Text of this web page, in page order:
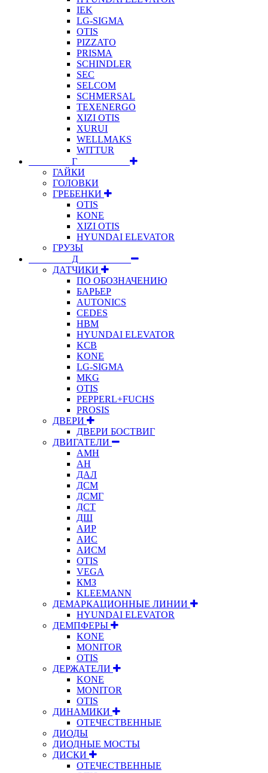
IEK
LG-SIGMA
OTIS
PIZZATO
PRISMA
SCHINDLER
SEC
SELCOM
SCHMERSAL
TEXENERGO
XIZI OTIS
XURUI
WELLMAKS
WITTUR
⠀⠀⠀⠀⠀⠀Г⠀⠀⠀⠀⠀⠀⠀
ГАЙКИ
ГОЛОВКИ
ГРЕБЕНКИ
OTIS
KONE
XIZI OTIS
HYUNDAI ELEVATOR
ГРУЗЫ
⠀⠀⠀⠀⠀⠀Д⠀⠀⠀⠀⠀⠀⠀
ДАТЧИКИ
ПО ОБОЗНАЧЕНИЮ
БАРЬЕР
AUTONICS
CEDES
HBM
HYUNDAI ELEVATOR
KCB
KONE
LG-SIGMA
MKG
OTIS
PEPPERL+FUCHS
PROSIS
ДВЕРИ
ДВЕРИ БОСТВИГ
ДВИГАТЕЛИ
АМН
АН
ДАЛ
ДСМ
ДСМГ
ДСТ
ДШ
АИР
АИС
АИСМ
OTIS
VEGA
КМЗ
KLEEMANN
ДЕМАРКАЦИОННЫЕ ЛИНИИ
HYUNDAI ELEVATOR
ДЕМПФЕРЫ
KONE
MONITOR
OTIS
ДЕРЖАТЕЛИ
KONE
MONITOR
OTIS
ДИНАМИКИ
ОТЕЧЕСТВЕННЫЕ
ДИОДЫ
ДИОДНЫЕ МОСТЫ
ДИСКИ
ОТЕЧЕСТВЕННЫЕ